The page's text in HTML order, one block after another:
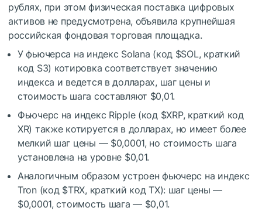
рублях, при этом физическая поставка цифровых
активов не предусмотрена, объявила крупнейшая
российская фондовая торговая площадка.
У фьючерса на индекс Solana (код $SOL, краткий
код S3) котировка соответствует значению
индекса и ведется в долларах, шаг цены и
стоимость шага составляют $0,01.
Фьючерс на индекс Ripple (код $XRP, краткий код
XR) также котируется в долларах, но имеет более
мелкий шаг цены — $0,0001, но стоимость шага
установлена на уровне $0,01.
Аналогичным образом устроен фьючерс на индекс
Tron (код $TRX, краткий код TX): шаг цены —
$0,0001, стоимость шага — $0,01.